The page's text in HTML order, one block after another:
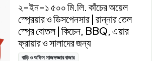
২-ইন-১ ৫০০ মি.লি. কাঁচের অয়েল
স্প্রেয়ার ও ডিসপেনসার | রান্নার তেল
স্প্রে বোতল | কিচেন, BBQ, এয়ার
ফ্রায়ার ও সালাদের জন্য
বাড়ি ও অফিস সাজসজ্জার বাজার